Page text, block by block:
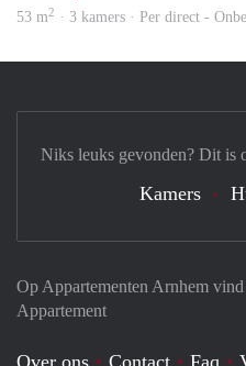
53 m2 · 3 kamers · Per direct -
Op Appartementen Arnhem
Appartement
Over ons Contact Faq
Niks leuks gevonden? Dit is
Kamers